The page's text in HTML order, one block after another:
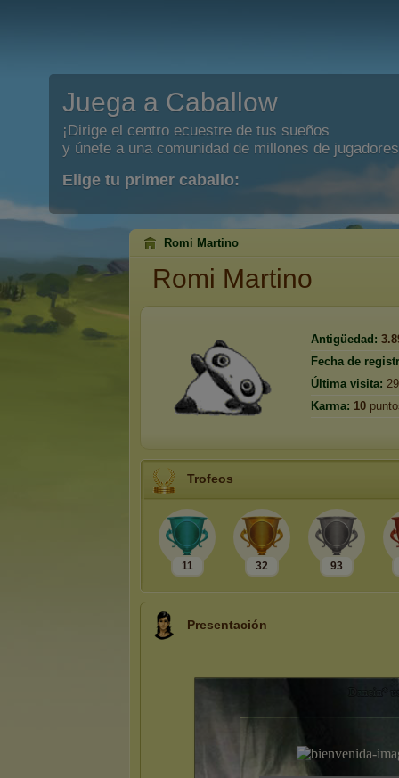
Juega a Caballow
¡Dirige el centro ecuestre de tus sueños
y únete a una comunidad de millones de
Elige tu primer caballo:
Romi Martino
Romi Martino
Antigüedad:
Fecha de
Última visita:
Karma: 10
Trofeos
11 32 93
Presentación